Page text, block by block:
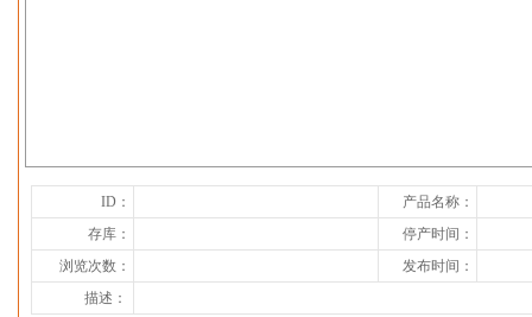
ID：
产品名称：
存库：
停产时间：
浏览次数：
发布时间：
描述：